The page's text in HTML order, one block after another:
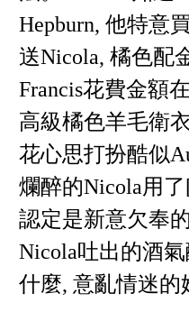
Hepburn, 他特意
送Nicola, 橘色配
Francis花費金額
高級橘色羊毛衛
花心思打扮酷似
爛醉的Nicola用
認定是新意欠奉
Nicola吐出的酒
什麼, 意亂情迷的